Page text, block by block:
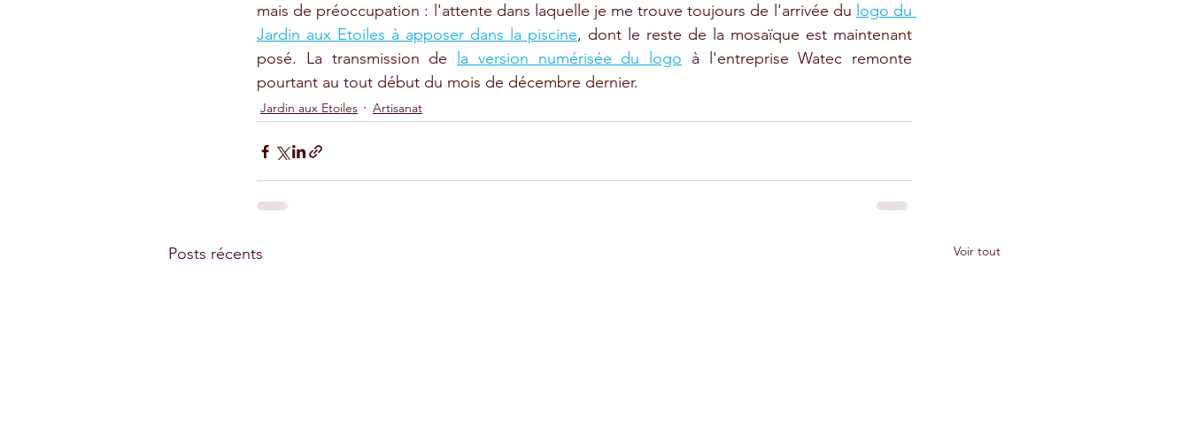
mais de préoccupation : l'attente dans laquelle je me trouve toujours de l'arrivée du logo du
Jardin aux Etoiles à apposer dans la piscine, dont le reste de la mosaïque est maintenant
posé. La transmission de
la version numérisée du logo à l'entreprise Watec remonte
pourtant au tout début du mois de décembre dernier.
Jardin aux Etoiles Artisanat
Posts récents Voir tout